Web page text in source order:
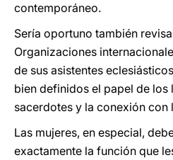
contemporáneo.
Sería oportuno también
Organizaciones
de sus asistentes
bien definidos el papel de los
sacerdotes y la conexión con
Las mujeres, en especial,
exactamente la función que